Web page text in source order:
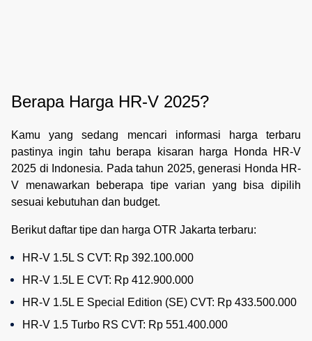
Berapa Harga HR-V 2025?
Kamu yang sedang mencari informasi harga terbaru
pastinya ingin tahu berapa kisaran harga Honda HR-V
2025 di Indonesia. Pada tahun 2025, generasi Honda HR-
V menawarkan beberapa tipe varian yang bisa dipilih
sesuai kebutuhan dan budget.
Berikut daftar tipe dan harga OTR Jakarta terbaru:
HR-V 1.5L S CVT: Rp 392.100.000
HR-V 1.5L E CVT: Rp 412.900.000
HR-V 1.5L E Special Edition (SE) CVT: Rp 433.500.000
HR-V 1.5 Turbo RS CVT: Rp 551.400.000